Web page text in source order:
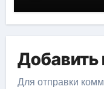
Добавить
Для отправки